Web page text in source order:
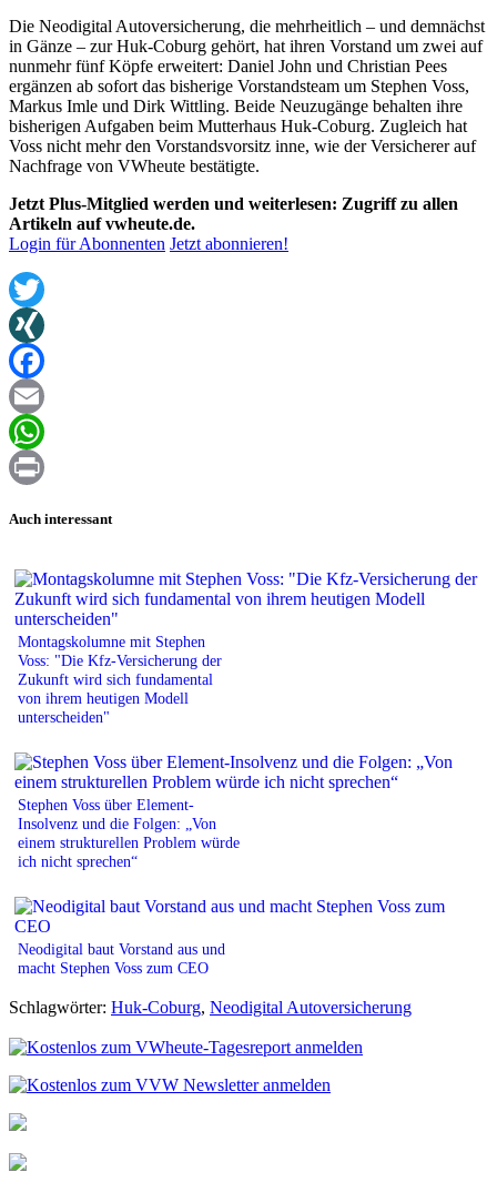
Die Neodigital Autoversicherung, die mehrheitlich – und demnächst
in Gänze – zur Huk-Coburg gehört, hat ihren Vorstand um zwei auf
nunmehr fünf Köpfe erweitert: Daniel John und Christian Pees
ergänzen ab sofort das bisherige Vorstandsteam um Stephen Voss,
Markus Imle und Dirk Wittling. Beide Neuzugänge behalten ihre
bisherigen Aufgaben beim Mutterhaus Huk-Coburg. Zugleich hat
Voss nicht mehr den Vorstandsvorsitz inne, wie der Versicherer auf
Nachfrage von VWheute bestätigte.
Jetzt Plus-Mitglied werden und weiterlesen: Zugriff zu allen
Artikeln auf vwheute.de.
Login für Abonnenten Jetzt abonnieren!
Twitter
XING
Facebook
Email
WhatsApp
Auch interessant
Montagskolumne mit Stephen
Voss: "Die Kfz-Versicherung der
Zukunft wird sich fundamental
von ihrem heutigen Modell
unterscheiden"
Stephen Voss über Element-
Insolvenz und die Folgen: „Von
einem strukturellen Problem würde
ich nicht sprechen“
Neodigital baut Vorstand aus und
macht Stephen Voss zum CEO
Schlagwörter: Huk-Coburg, Neodigital Autoversicherung